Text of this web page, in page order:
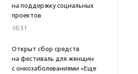
на поддержку социальных
проектов
16:31
Открыт сбор средств
на фестиваль для женщин
с онкозаболеваниями «Еще